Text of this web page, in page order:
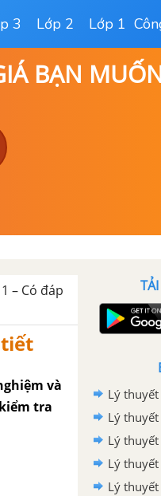
3 Lớp 2 Lớp 1
BẠN
– Có đáp
và
tra